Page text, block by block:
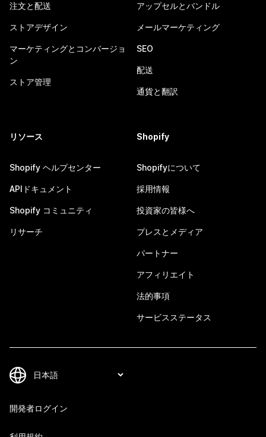
注文と配送
ストアデザイン
マーケティングとコンバージョ
ン
ストア管理
アップセルとバンドル
メールマーケティング
SEO
配送
通貨と翻訳
リソース
Shopify ヘルプセンター
APIドキュメント
Shopify コミュニティ
リサーチ
Shopify
Shopifyについて
採用情報
投資家の皆様へ
プレスとメディア
パートナー
アフィリエイト
法的事項
サービスステータス
開発者ログイン